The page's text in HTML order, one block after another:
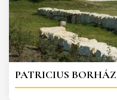
PATRICIUS BORHÁZ